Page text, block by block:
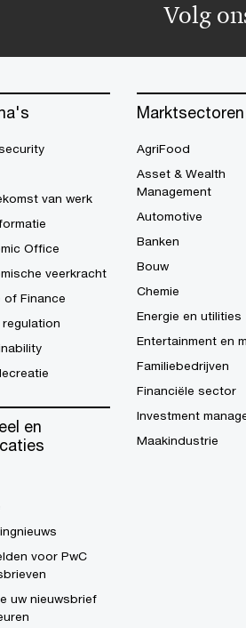
Volg
van werk
Office
veerkracht
of Finance
regulation
en
voor PwC
uw nieuwsbrief
Marktsectoren
AgriFood
Asset & Wealth
Management
Automotive
Banken
Bouw
Chemie
Energie en utilities
Entertainment en
Familiebedrijven
Financiële sector
Investment
Maakindustrie